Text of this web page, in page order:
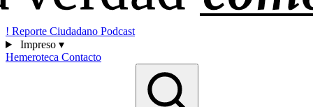
! Reporte Ciudadano Podcast
Impreso ▾
Hemeroteca Contacto